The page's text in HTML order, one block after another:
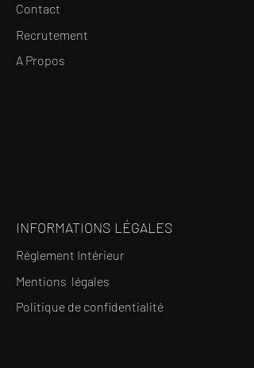
Contact
Recrutement
A Propos
INFORMATIONS LÉGALES
Réglement Intérieur
Mentions légales
Politique de confidentialité